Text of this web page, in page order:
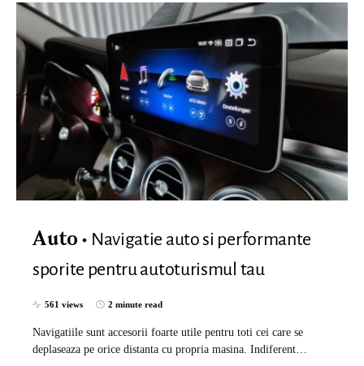
Auto
Navigatie auto si performante
sporite pentru autoturismul tau
561 views 2 minute read
Navigatiile sunt accesorii foarte utile pentru toti cei care se
deplaseaza pe orice distanta cu propria masina. Indiferent…